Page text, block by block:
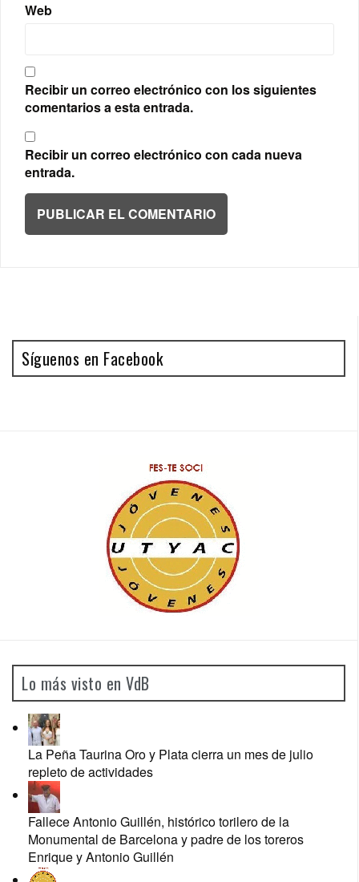
Web
Recibir un correo electrónico con los siguientes
comentarios a esta entrada.
Recibir un correo electrónico con cada nueva
entrada.
Síguenos en Facebook
Lo más visto en VdB
La Peña Taurina Oro y Plata cierra un mes de julio
repleto de actividades
Fallece Antonio Guillén, histórico torilero de la
Monumental de Barcelona y padre de los toreros
Enrique y Antonio Guillén